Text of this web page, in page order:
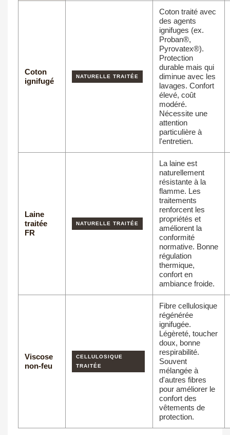
Coton
ignifugé
NATURELLE TRAITÉE
Coton traité avec
des agents
ignifuges (ex.
Proban®,
Pyrovatex®).
Protection
durable mais qui
diminue avec les
lavages. Confort
élevé, coût
modéré.
Nécessite une
attention
particulière à
l'entretien.
Laine
traitée
FR
NATURELLE TRAITÉE
La laine est
naturellement
résistante à la
flamme. Les
traitements
renforcent les
propriétés et
améliorent la
conformité
normative. Bonne
régulation
thermique,
confort en
ambiance froide.
Viscose
non-feu
CELLULOSIQUE
TRAITÉE
Fibre cellulosique
régénérée
ignifugée.
Légèreté, toucher
doux, bonne
respirabilité.
Souvent
mélangée à
d'autres fibres
pour améliorer le
confort des
vêtements de
protection.